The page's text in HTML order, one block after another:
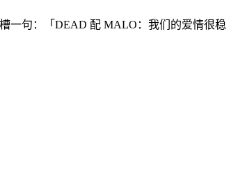
一句：「DEAD 配 MALO：我们的爱情很稳